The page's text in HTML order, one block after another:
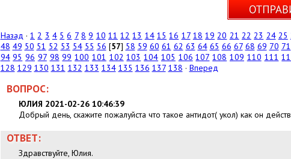
Назад ·1 2 3 4 5 6 7 8 9 10 11 12 13 14 15 16 17 18 19 20 21 22 23 24 25
48 49 50 51 52 53 54 55 56 [57] 58 59 60 61 62 63 64 65 66 67 68 69 70 71
94 95 96 97 98 99 100 101 102 103 104 105 106 107 108 109 110 111
128 129 130 131 132 133 134 135 136 137 138 · Вперед
ВОПРОС:
ЮЛИЯ 2021-02-26 10:46:39
Добрый день, скажите пожалуйста что такое антидот( укол) как он
ОТВЕТ:
Здравствуйте, Юлия.